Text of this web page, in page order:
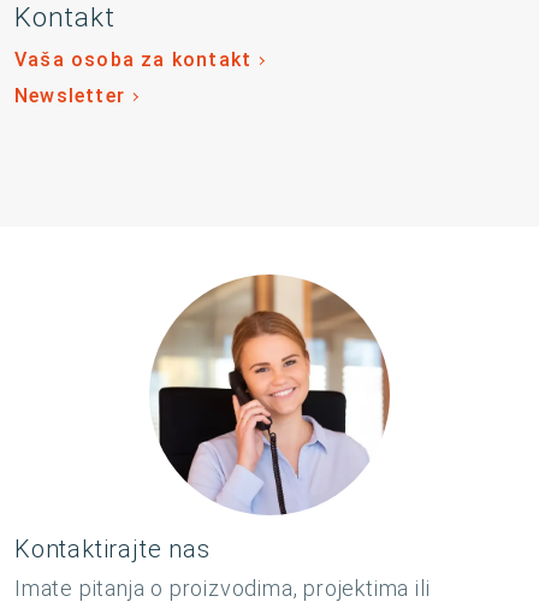
Kontakt
Vaša osoba za kontakt
Newsletter
Kontaktirajte nas
Imate pitanja o proizvodima, projektima ili